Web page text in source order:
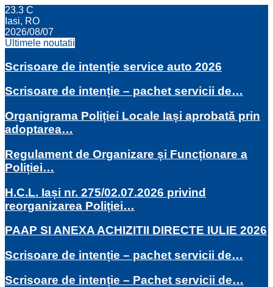
23.3 C
Iasi, RO
2026/08/07
Ultimele noutatii
Scrisoare de intenție service auto 2026
Scrisoare de intenție – pachet servicii de…
Organigrama Poliției Locale Iași aprobată prin
adoptarea…
Regulament de Organizare și Funcționare a
Poliției…
H.C.L. Iași nr. 275/02.07.2026 privind
reorganizarea Poliției…
PAAP SI ANEXA ACHIZITII DIRECTE IULIE 2026
Scrisoare de intenție – pachet servicii de…
Scrisoare de intenție – Pachet servicii de…